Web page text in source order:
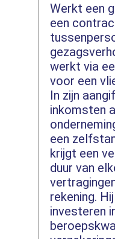
Werkt een
een
werkt via
voor een
In zijn
inkomsten
een
krijgt een
duur van
rekening.
investeren